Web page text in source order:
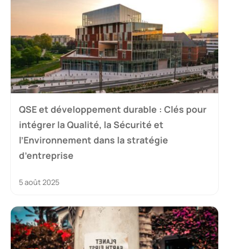
QSE et développement durable : Clés pour
intégrer la Qualité, la Sécurité et
l’Environnement dans la stratégie
d’entreprise
5 août 2025